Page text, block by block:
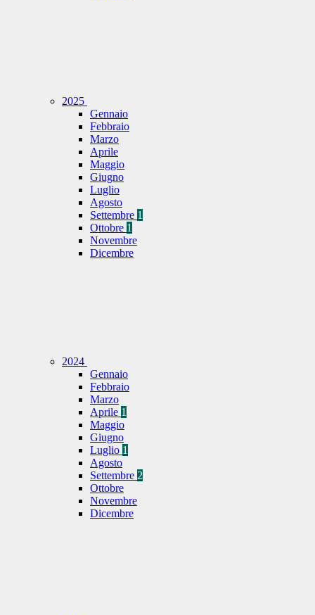
2025
Gennaio
Febbraio
Marzo
Aprile
Maggio
Giugno
Luglio
Agosto
Settembre 1
Ottobre 1
Novembre
Dicembre
2024
Gennaio
Febbraio
Marzo
Aprile 1
Maggio
Giugno
Luglio 1
Agosto
Settembre 2
Ottobre
Novembre
Dicembre